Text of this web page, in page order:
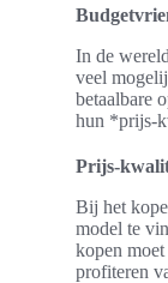
In de
veel
betaalbare
hun *prijs-
Prijs-
Bij het
model te
kopen
profiteren